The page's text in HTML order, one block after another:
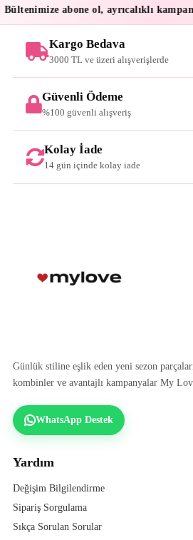
abone ol, ayrıcalıklı
Kargo Bedava
3000 TL ve üzeri alışverişlerde
Güvenli Ödeme
%100 güvenli alışveriş
Kolay İade
14 gün içinde kolay iade
Günlük stiline eşlik eden yeni sezon
kombinler ve avantajlı kampanyalar My
WhatsApp Destek
Yardım
Değişim Bilgilendirme
Sipariş Sorgulama
Sıkça Sorulan Sorular